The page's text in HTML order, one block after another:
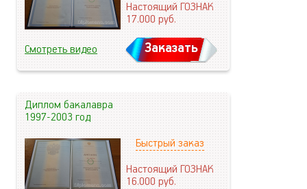
Настоящий ГОЗНАК
17.000руб.
Смотреть видео Заказать
Диплом бакалавра
1997-2003 год
Быстрый заказ
Настоящий ГОЗНАК
16.000руб.